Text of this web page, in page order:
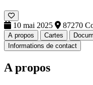
10 mai 2025 87270
A propos Cartes
Informations de contact
A propos